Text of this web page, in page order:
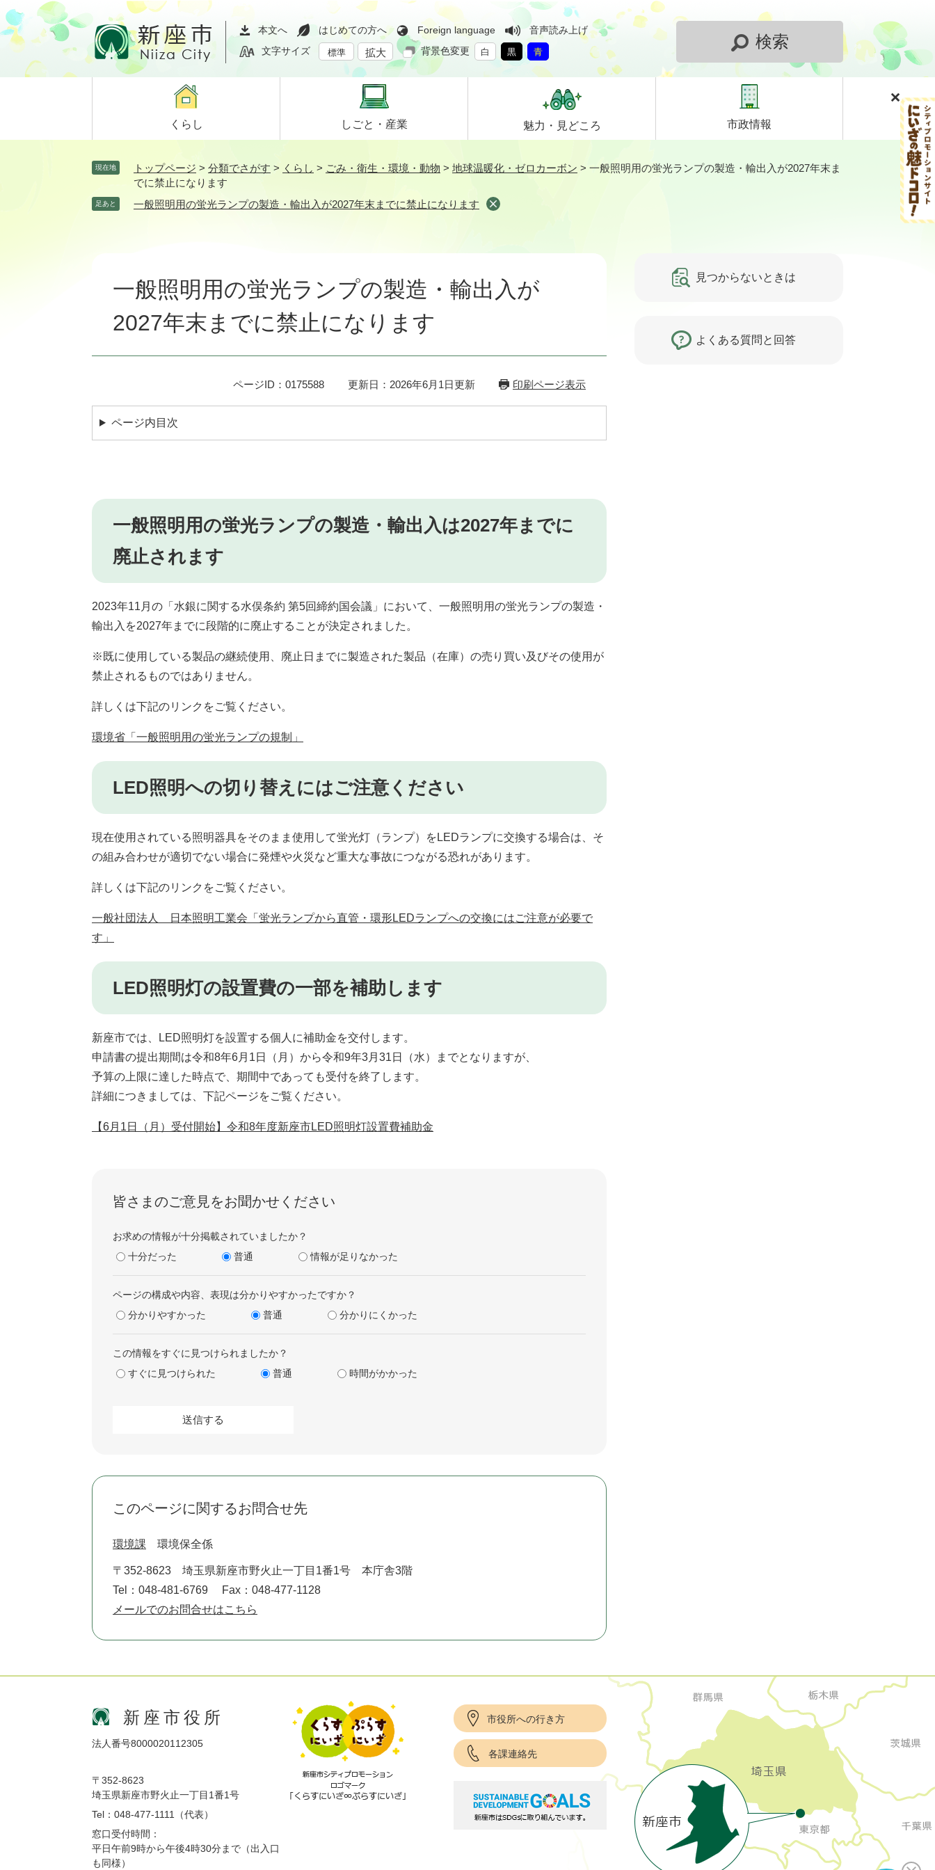
ペ
ー
ジ
メ
ニ
ュ
て
本文へ はじめての方へ Foreign language
音声読み上げ
文字サイズ
標準 拡大 背景色変更 白 黒 青
検索
くらし しごと・ 産業 魅力・ 見どころ 市政情報
現在地 トップページ > 分類でさがす > くらし > ごみ・衛生・環境・動物 > 地球温暖化・ゼロカーボン > 一般照明用の蛍光ランプの製造・輸出入が2027年末ま
でに禁止になります
足あと 一般照明用の蛍光ランプの製造・輸出入が2027年末までに禁止になります
一般照明用の蛍光ランプの製造・輸出入が
2027年末までに禁止になります
ページID：0175588 更新日：2026年6月1日更新 印刷ページ表示
ページ内目次
​一般照明用の蛍光ランプの製造・輸出入は2027年までに
廃止されます
2023年11月の「水銀に関する水俣条約 第5回締約国会議」において、一般照明用の蛍光ランプの製造・
輸出入を2027年までに段階的に廃止することが決定されました。
※既に使用している製品の継続使用、廃止日までに製造された製品（在庫）の売り買い及びその使用が
禁止されるものではありません。
詳しくは下記のリンクをご覧ください。
環境省「一般照明用の蛍光ランプの規制」
LED照明への切り替えにはご注意ください
現在使用されている照明器具をそのまま使用して蛍光灯（ランプ）をLEDランプに交換する場合は、そ
の組み合わせが適切でない場合に発煙や火災など重大な事故につながる恐れがあります。
詳しくは下記のリンクをご覧ください。
一般社団法人 日本照明工業会「蛍光ランプから直管・環形LEDランプへの交換にはご注意が必要で
す」
LED照明灯の設置費の一部を補助します
新座市では、LED照明灯を設置する個人に補助金を交付します。
申請書の提出期間は令和8年6月1日（月）から令和9年3月31日（水）までとなりますが、
予算の上限に達した時点で、期間中であっても受付を終了します。
詳細につきましては、下記ページをご覧ください。
【6月1日（月）受付開始】令和8年度新座市LED照明灯設置費補助金
皆さまのご意見をお聞かせください
お求めの情報が十分掲載されていましたか？
十分だった
普通 情報が足りなかった
ページの構成や内容、表現は分かりやすかったですか？
分かりやすかった
普通 分かりにくかった
この情報をすぐに見つけられましたか？
すぐに見つけられた
普通 時間がかかった
このページに関するお問合せ先
環境課 環境保全係
〒352-8623
埼玉県新座市野火止一丁目1番1号 本庁舎3階
Tel：048-481-6769
Fax：048-477-1128
メールでのお問合せはこちら
見つからないときは
よくある質問と回答
新座市役所
法人番号8000020112305
〒352-8623
埼玉県新座市野火止一丁目1番1号
Tel：048-477-1111（代表）
窓口受付時間：
平日午前9時から午後4時30分まで（出入口
も同様）
市役所への行き方
各課連絡先